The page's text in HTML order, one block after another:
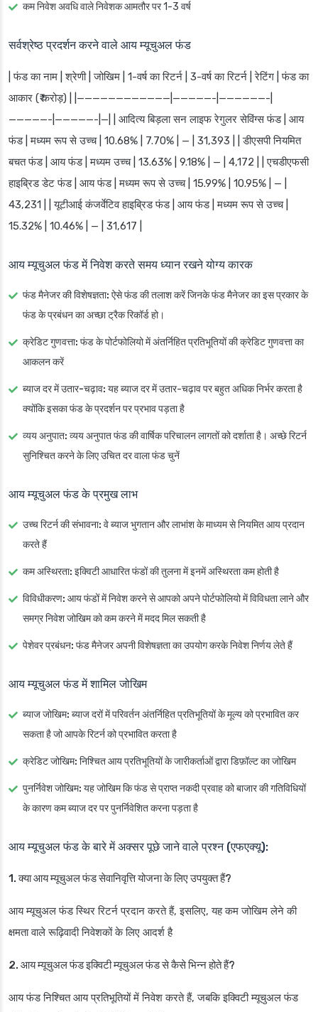
कम निवेश अवधि वाले निवेशक आमतौर पर 1-3 वर्ष
सर्वश्रेष्ठ प्रदर्शन करने वाले आय म्यूचुअल फंड
| फंड का नाम | श्रेणी | जोखिम | 1-वर्ष का रिटर्न | 3-वर्ष का रिटर्न | रेटिंग | फंड का
आकार (₹ करोड़) | |————————————|—————-|——————-|
—————-|—————-|—| | आदित्य बिड़ला सन लाइफ रेगुलर सेविंग्स फंड | आय
फंड | मध्यम रूप से उच्च | 10.68% | 7.70% | — | 31,393 | | डीएसपी नियमित
बचत फंड | आय फंड | मध्यम उच्च | 13.63% | 9.18% | — | 4,172 | | एचडीएफसी
हाइब्रिड डेट फंड | आय फंड | मध्यम रूप से उच्च | 15.99% | 10.95% | — |
43,231 | | यूटीआई कंजर्वेटिव हाइब्रिड फंड | आय फंड | मध्यम रूप से उच्च |
15.32% | 10.46% | — | 31,617 |
आय म्यूचुअल फंड में निवेश करते समय ध्यान रखने योग्य कारक
फंड मैनेजर की विशेषज्ञता: ऐसे फंड की तलाश करें जिनके फंड मैनेजर का इस प्रकार के
फंड के प्रबंधन का अच्छा ट्रैक रिकॉर्ड हो।
क्रेडिट गुणवत्ता: फंड के पोर्टफोलियो में अंतर्निहित प्रतिभूतियों की क्रेडिट गुणवत्ता का
आकलन करें
ब्याज दर में उतार-चढ़ाव: यह ब्याज दर में उतार-चढ़ाव पर बहुत अधिक निर्भर करता है
क्योंकि इसका फंड के प्रदर्शन पर प्रभाव पड़ता है
व्यय अनुपात: व्यय अनुपात फंड की वार्षिक परिचालन लागतों को दर्शाता है। अच्छे रिटर्न
सुनिश्चित करने के लिए उचित दर वाला फंड चुनें
आय म्यूचुअल फंड के प्रमुख लाभ
उच्च रिटर्न की संभावना: वे ब्याज भुगतान और लाभांश के माध्यम से नियमित आय प्रदान
करते हैं
कम अस्थिरता: इक्विटी आधारित फंडों की तुलना में इनमें अस्थिरता कम होती है
विविधीकरण: आय फंडों में निवेश करने से आपको अपने पोर्टफोलियो में विविधता लाने और
समग्र निवेश जोखिम को कम करने में मदद मिल सकती है
पेशेवर प्रबंधन: फंड मैनेजर अपनी विशेषज्ञता का उपयोग करके निवेश निर्णय लेते हैं
आय म्यूचुअल फंड में शामिल जोखिम
ब्याज जोखिम: ब्याज दरों में परिवर्तन अंतर्निहित प्रतिभूतियों के मूल्य को प्रभावित कर
सकता है जो आपके रिटर्न को प्रभावित करता है
क्रेडिट जोखिम: निश्चित आय प्रतिभूतियों के जारीकर्ताओं द्वारा डिफ़ॉल्ट का जोखिम
पुनर्निवेश जोखिम: यह जोखिम कि फंड से प्राप्त नकदी प्रवाह को बाजार की गतिविधियों
के कारण कम ब्याज दर पर पुनर्निवेशित करना पड़ता है
आय म्यूचुअल फंड के बारे में अक्सर पूछे जाने वाले प्रश्न (एफएक्यू):
1. क्या आय म्यूचुअल फंड सेवानिवृत्ति योजना के लिए उपयुक्त हैं?
आय म्यूचुअल फंड स्थिर रिटर्न प्रदान करते हैं, इसलिए, यह कम जोखिम लेने की
क्षमता वाले रूढ़िवादी निवेशकों के लिए आदर्श है
2. आय म्यूचुअल फंड इक्विटी म्यूचुअल फंड से कैसे भिन्न होते हैं?
आय फंड निश्चित आय प्रतिभूतियों में निवेश करते हैं, जबकि इक्विटी म्यूचुअल फंड